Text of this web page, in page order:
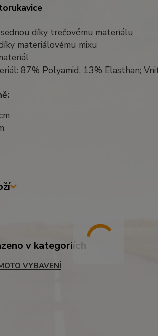
díky trečovému materiálu
materiálovému mixu
87% Polyamid, 13% Elasthan;
v kategoriích
VYBAVENÍ